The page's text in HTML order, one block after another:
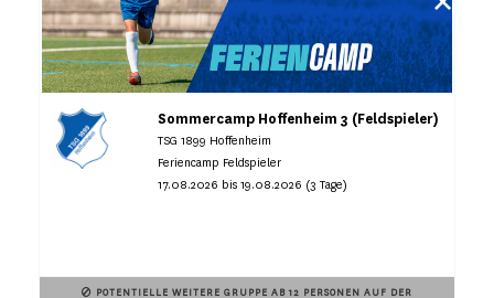
Sommercamp Hoffenheim 3 (Feldspieler)
TSG 1899 Hoffenheim
Feriencamp Feldspieler
17.08.2026 bis 19.08.2026 (3 Tage)
POTENTIELLE WEITERE GRUPPE AB 12 PERSONEN AUF DER